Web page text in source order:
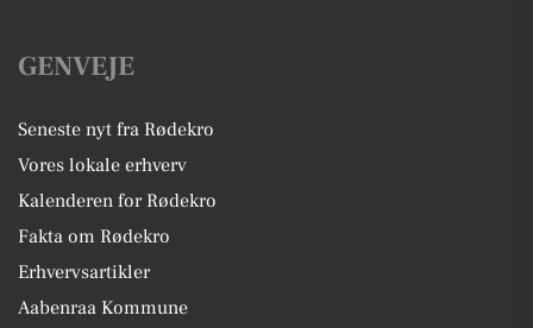
GENVEJE
Seneste nyt fra Rødekro
Vores lokale erhverv
Kalenderen for Rødekro
Fakta om Rødekro
Erhvervsartikler
Aabenraa Kommune